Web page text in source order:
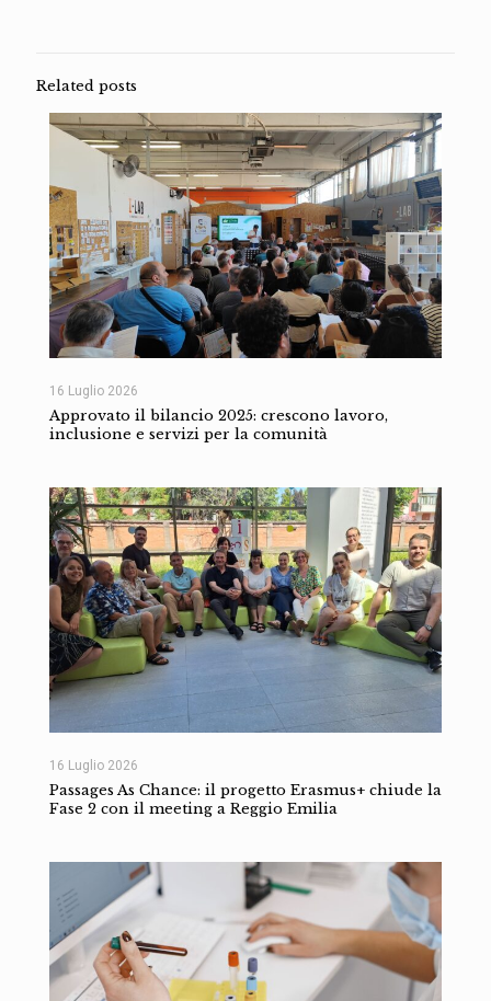
Related posts
16 Luglio 2026
Approvato il bilancio 2025: crescono lavoro,
inclusione e servizi per la comunità
16 Luglio 2026
Passages As Chance: il progetto Erasmus+ chiude la
Fase 2 con il meeting a Reggio Emilia